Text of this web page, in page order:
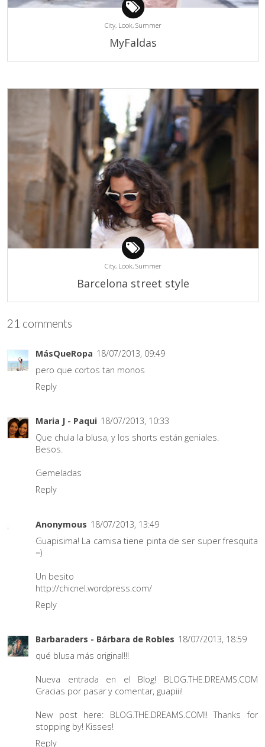
City, Look, Summer
MyFaldas
City, Look, Summer
Barcelona street style
21 comments
MásQueRopa 18/07/2013, 09:49
pero que cortos tan monos
Reply
Maria J - Paqui 18/07/2013, 10:33
Que chula la blusa, y los shorts están geniales.
Besos.
Gemeladas
Reply
Anonymous 18/07/2013, 13:49
Guapisima! La camisa tiene pinta de ser super fresquita
=)
Un besito
http://chicnel.wordpress.com/
Reply
Barbaraders - Bárbara de Robles 18/07/2013, 18:59
qué blusa más original!!!
Nueva entrada en el Blog! BLOG.THE.DREAMS.COM
Gracias por pasar y comentar, guapiii!
New post here: BLOG.THE.DREAMS.COM!! Thanks for
stopping by! Kisses!
Reply